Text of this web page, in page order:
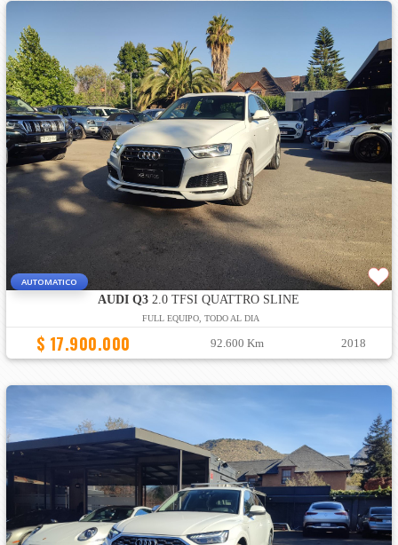
AUTOMATICO
AUDI Q3 2.0 TFSI QUATTRO SLINE
FULL EQUIPO, TODO AL DIA
$ 17.900.000 92.600 Km 2018